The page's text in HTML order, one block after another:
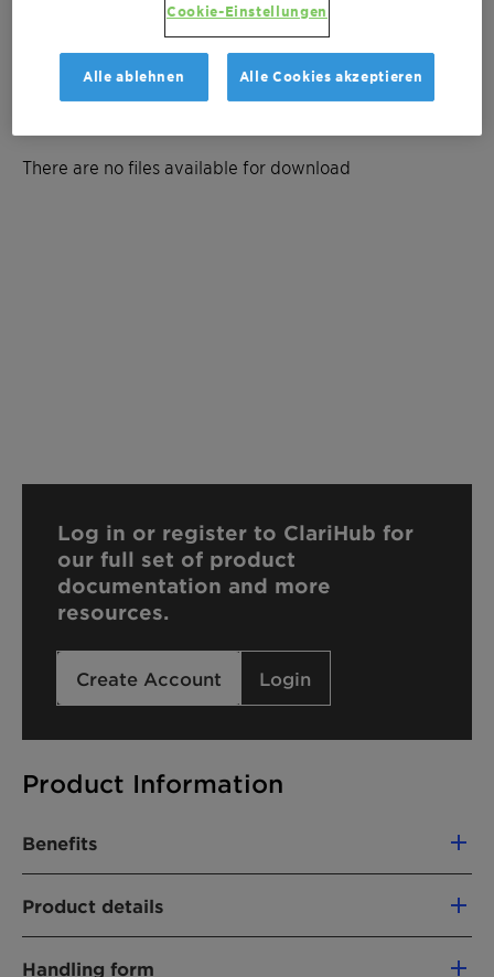
Kostenvoranschlag anfordern
Product Information
Benefits
detergents, especially suitable for manual
dishwashing
Provides very fine, dense foam
Product details
Handling form
There are no files available for download
Log in or register to ClariHub for
our full set of product
documentation and more
resources.
Create Account Login
Cookie-Einstellungen
Alle ablehnen Alle Cookies akzeptieren